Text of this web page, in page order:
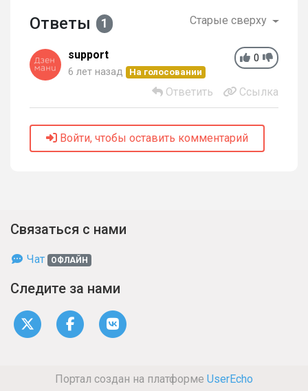
Ответы 1 Старые сверху
0
support
6 лет назад На голосовании
Ответить Ссылка
Войти, чтобы оставить комментарий
Связаться с нами
Чат ОФЛАЙН
Следите за нами
Портал создан на платформе UserEcho